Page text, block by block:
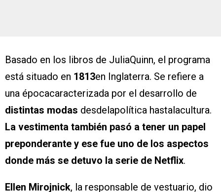
Basado en los libros de JuliaQuinn, el programa
está situado en 1813en Inglaterra. Se refiere a
una épocacaracterizada por el desarrollo de
distintas modas desdelapolítica hastalacultura.
La vestimenta también pasó a tener un papel
preponderante y ese fue uno de los aspectos
donde más se detuvo la serie de Netflix.
Ellen Mirojnick, la responsable de vestuario, dio